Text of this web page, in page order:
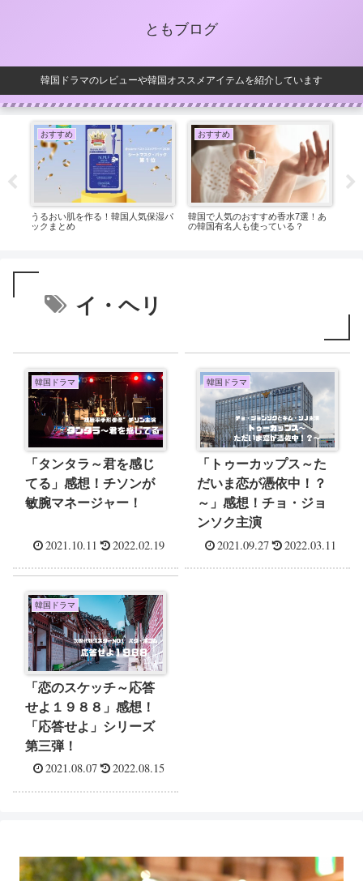
ともブログ
韓国ドラマのレビューや韓国オススメアイテムを紹介しています
おすすめ
うるおい肌を作る！韓国人気保湿パ
ックまとめ
おすすめ
韓国で人気のおすすめ香水7選！あ
の韓国有名人も使っている？
イ・ヘリ
韓国ドラマ
「タンタラ～君を感じ
てる」感想！チソンが
敏腕マネージャー！
2021.10.11 2022.02.19
韓国ドラマ
「トゥーカップス～た
だいま恋が憑依中！？
～」感想！チョ・ジョ
ンソク主演
2021.09.27 2022.03.11
韓国ドラマ
「恋のスケッチ～応答
せよ１９８８」感想！
「応答せよ」シリーズ
第三弾！
2021.08.07 2022.08.15